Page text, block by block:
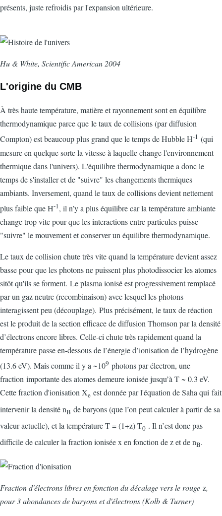
présents, juste refroidis par l'expansion ultérieure.
Hu & White, Scientific American 2004
L'origine du CMB
À très haute température, matière et rayonnement sont en équilibre
thermodynamique parce que le taux de collisions (par diffusion
Compton) est beaucoup plus grand que le temps de Hubble H-1 (qui
mesure en quelque sorte la vitesse à laquelle change l'environnement
thermique dans l'univers). L'équilibre thermodynamique a donc le
temps de s'installer et de "suivre" les changements thermiques
ambiants. Inversement, quand le taux de collisions devient nettement
plus faible que H-1, il n’y a plus équilibre car la température ambiante
change trop vite pour que les interactions entre particules puisse
"suivre" le mouvement et conserver un équilibre thermodynamique.
Le taux de collision chute très vite quand la température devient assez
basse pour que les photons ne puissent plus photodissocier les atomes
sitôt qu'ils se forment. Le plasma ionisé est progressivement remplacé
par un gaz neutre (recombinaison) avec lesquel les photons
interagissent peu (découplage). Plus précisément, le taux de réaction
est le produit de la section efficace de diffusion Thomson par la densité
d’électrons encore libres. Celle-ci chute très rapidement quand la
température passe en-dessous de l’énergie d’ionisation de l’hydrogène
(13.6 eV). Mais comme il y a ~109 photons par électron, une
fraction importante des atomes demeure ionisée jusqu’à T ~ 0.3 eV.
Cette fraction d'ionisation Xe est donnée par l'équation de Saha qui fait
intervenir la densité nB de baryons (que l’on peut calculer à partir de sa
valeur actuelle), et la température T = (1+z) T0 . Il n’est donc pas
difficile de calculer la fraction ionisée x en fonction de z et de nB.
Fraction d'électrons libres en fonction du décalage vers le rouge z,
pour 3 abondances de baryons et d'électrons (Kolb & Turner)